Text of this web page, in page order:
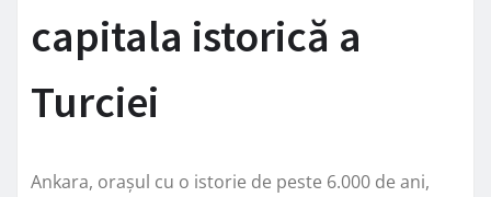
capitala istorică a
Turciei
Ankara, orașul cu o istorie de peste 6.000 de ani,